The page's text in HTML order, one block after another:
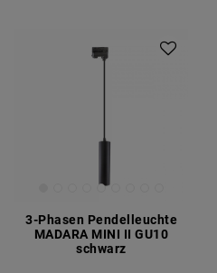
3-Phasen Pendelleuchte
MADARA MINI II GU10
schwarz